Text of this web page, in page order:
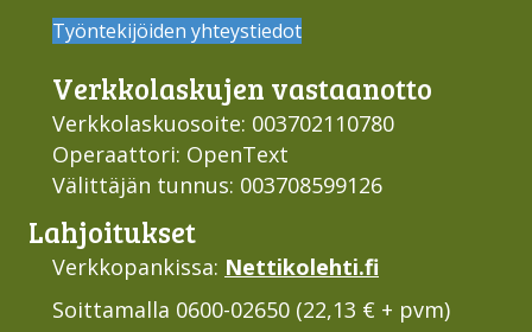
Työntekijöiden yhteystiedot
Verkko­laskujen vastaan­otto
Verkkolaskuosoite: 003702110780
Operaattori: OpenText
Välittäjän tunnus: 003708599126
Lahjoi­tukset
Verkkopankissa: Nettikolehti.fi
Soittamalla 0600-02650 (22,13 € + pvm)